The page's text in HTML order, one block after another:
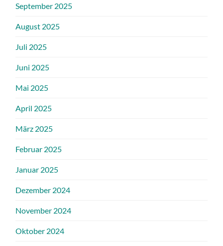
September 2025
August 2025
Juli 2025
Juni 2025
Mai 2025
April 2025
März 2025
Februar 2025
Januar 2025
Dezember 2024
November 2024
Oktober 2024